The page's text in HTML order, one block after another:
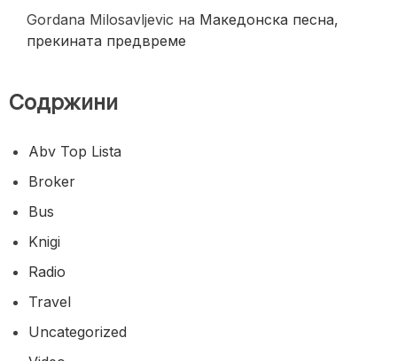
Gordana Milosavljevic на Македонска песна,
прекината предвреме
Содржини
Abv Top Lista
Broker
Bus
Knigi
Radio
Travel
Uncategorized